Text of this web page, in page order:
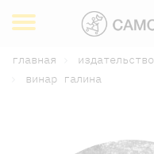
главная издательство
винар галина